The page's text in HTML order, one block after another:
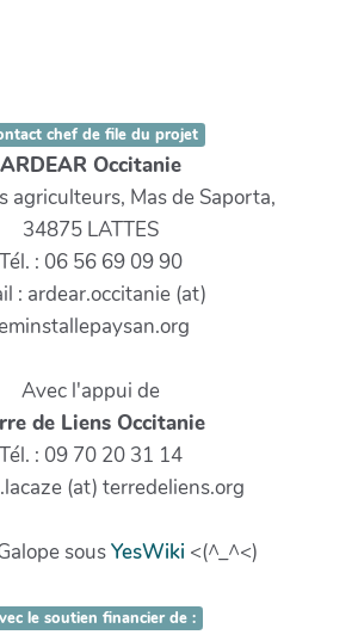
chef de file du projet
ARDEAR Occitanie
agriculteurs, Mas de Saporta,
34875 LATTES
Tél. : 06 56 69 09 90
: ardear.occitanie (at)
Avec l'appui de
de Liens Occitanie
Tél. : 09 70 20 31 14
(at) terredeliens.org
sousYesWiki <(^_^<)
le soutien financier de :